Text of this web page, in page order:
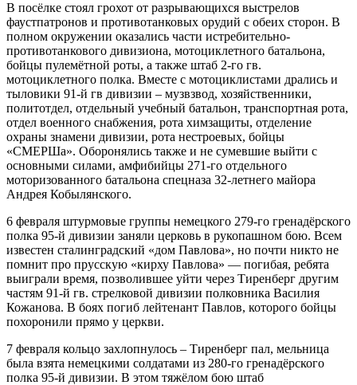
В посёлке стоял грохот от разрывающихся выстрелов
фаустпатронов и противотанковых орудий с обеих сторон. В
полном окружении оказались части истребительно-
противотанкового дивизиона, мотоциклетного батальона,
бойцы пулемётной роты, а также штаб 2-го гв.
мотоциклетного полка. Вместе с мотоциклистами дрались и
тыловики 91-й гв дивизии – музвзвод, хозяйственники,
политотдел, отдельный учебный батальон, транспортная рота,
отдел военного снабжения, рота химзащиты, отделение
охраны знамени дивизии, рота нестроевых, бойцы
«СМЕРШа». Оборонялись также и не сумевшие выйти с
основными силами, амфибийцы 271-го отдельного
моторизованного батальона спецназа 32-летнего майора
Андрея Кобылянского.
6 февраля штурмовые группы немецкого 279-го гренадёрского
полка 95-й дивизии заняли церковь в рукопашном бою. Всем
известен сталинградский «дом Павлова», но почти никто не
помнит про прусскую «кирху Павлова» — погибая, ребята
выиграли время, позволившее уйти через Тиренберг другим
частям 91-й гв. стрелковой дивизии полковника Василия
Кожанова. В боях погиб лейтенант Павлов, которого бойцы
похоронили прямо у церкви.
7 февраля кольцо захлопнулось – Тиренберг пал, мельница
была взята немецкими солдатами из 280-го гренадёрского
полка 95-й дивизии. В этом тяжёлом бою штаб